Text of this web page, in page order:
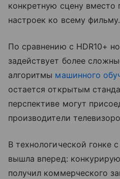
конкретную сцену вместо
настроек ко всему фильму.
По сравнению с HDR10+
задействует более
алгоритмы машинного
остается открытым
перспективе могут
производители
В технологической гонке
вышла вперед:
получил коммерческого